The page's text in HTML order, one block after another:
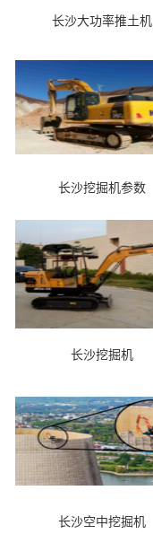
长沙大功率推土机
长沙挖掘机参数
长沙挖掘机
长沙空中挖掘机